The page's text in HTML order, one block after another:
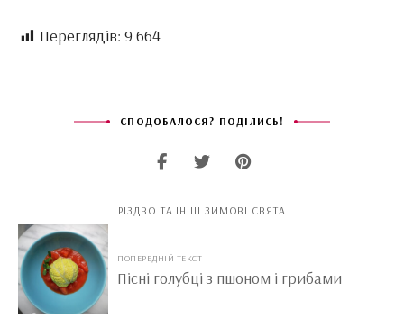
Переглядів: 9 664
СПОДОБАЛОСЯ? ПОДІЛИСЬ!
РІЗДВО ТА ІНШІ ЗИМОВІ СВЯТА
ПОПЕРЕДНІЙ ТЕКСТ
Пісні голубці з пшоном і грибами